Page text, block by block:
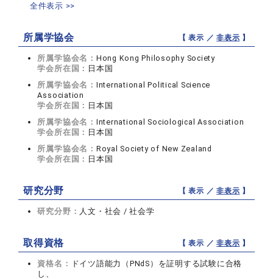
全件表示 >>
所属学協会 【 表示 ／非表示 】
所属学協会名： Hong Kong Philosophy Society
学会所在国： 日本国
所属学協会名： International Political Science
Association
学会所在国： 日本国
所属学協会名： International Sociological Association
学会所在国： 日本国
所属学協会名： Royal Society of New Zealand
学会所在国： 日本国
研究分野 【 表示 ／非表示 】
研究分野： 人文・社会 / 社会学
取得資格 【 表示 ／非表示 】
資格名：
ドイツ語能力（PNdS）を証明する試験に合格
し、